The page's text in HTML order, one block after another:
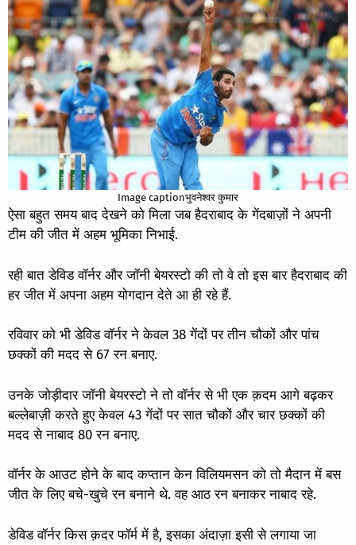
Image captionभुवनेश्वर कुमार
ऐसा बहुत समय बाद देखने को मिला जब हैदराबाद के गेंदबाज़ों ने अपनी
टीम की जीत में अहम भूमिका निभाई.
रही बात डेविड वॉर्नर और जॉनी बेयरस्टो की तो वे तो इस बार हैदराबाद की
हर जीत में अपना अहम योगदान देते आ ही रहे हैं.
रविवार को भी डेविड वॉर्नर ने केवल 38 गेंदों पर तीन चौकों और पांच
छक्कों की मदद से 67 रन बनाए.
उनके जोड़ीदार जॉनी बेयरस्टो ने तो वॉर्नर से भी एक क़दम आगे बढ़कर
बल्लेबाज़ी करते हुए केवल 43 गेंदों पर सात चौकों और चार छक्कों की
मदद से नाबाद 80 रन बनाए.
वॉर्नर के आउट होने के बाद कप्तान केन विलियमसन को तो मैदान में बस
जीत के लिए बचे-खुचे रन बनाने थे. वह आठ रन बनाकर नाबाद रहे.
डेविड वॉर्नर किस क़दर फॉर्म में है, इसका अंदाज़ा इसी से लगाया जा